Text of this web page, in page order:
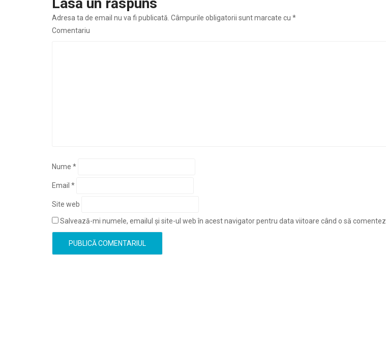
Adresa ta de email nu va fi publicată. Câmpurile obligatorii sunt marcate cu *
Comentariu
Nume *
Email *
Site web
Salvează-mi numele, emailul și site-ul web în acest navigator pentru data viitoare când o să comentez.